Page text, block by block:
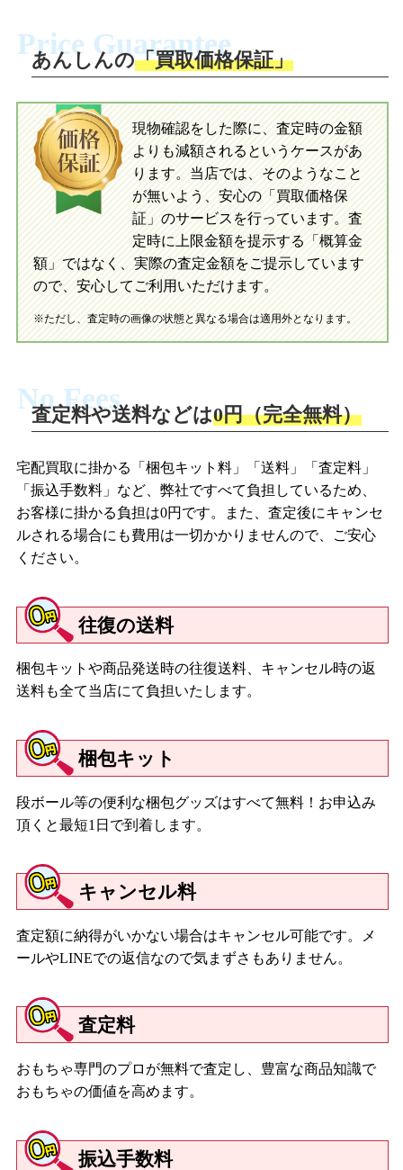
送。当店へ無料で発送いただけます。
入金完了
当店に査定したおもちゃがご到着後、ご
指定の口座に即日入金可能です。
買取の流れ 写真の撮影方法
ださい。お電話にて集荷依頼を行い発
送。当店へ無料で発送いただけます。
当店に査定したおもちゃがご到着後、ご
指定の口座に即日入金可能です。
初めての方へ LINE査定の流れ 写真の撮影方法
Price Guarantee
あんしんの「買取価格保証」
現物確認をした際に、査定時の金額
よりも減額されるというケースがあ
ります。当店では、そのようなこと
が無いよう、安心の「買取価格保
証」のサービスを行っています。査
定時に上限金額を提示する「概算金
額」ではなく、実際の査定金額をご提示しています
ので、安心してご利用いただけます。
※ただし、査定時の画像の状態と異なる場合は適用外となります。
No Fees
査定料や送料などは0円（完全無料）
宅配買取に掛かる「梱包キット料」「送料」「査定料」
「振込手数料」など、弊社ですべて負担しているため、
お客様に掛かる負担は0円です。また、査定後にキャンセ
ルされる場合にも費用は一切かかりませんので、ご安心
ください。
往復の送料
梱包キットや商品発送時の往復送料、キャンセル時の返
送料も全て当店にて負担いたします。
梱包キット
段ボール等の便利な梱包グッズはすべて無料！お申込み
頂くと最短1日で到着します。
キャンセル料
査定額に納得がいかない場合はキャンセル可能です。メ
ールやLINEでの返信なので気まずさもありません。
査定料
おもちゃ専門のプロが無料で査定し、豊富な商品知識で
おもちゃの価値を高めます。
振込手数料